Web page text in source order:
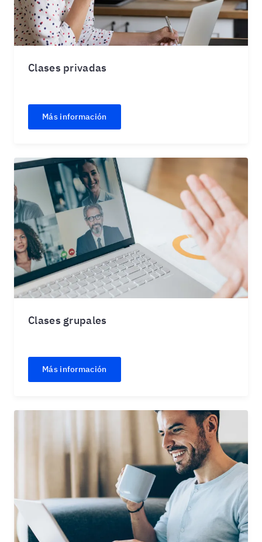
Clases privadas
Más información
Clases grupales
Más información